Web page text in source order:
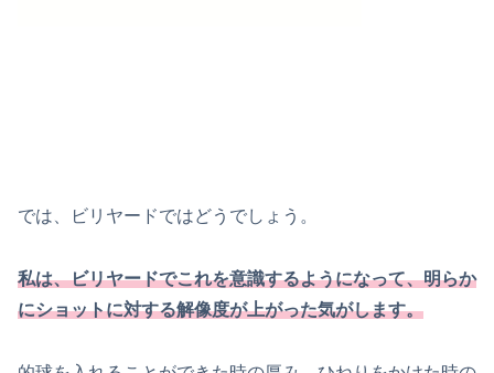
では、ビリヤードではどうでしょう。
私は、ビリヤードでこれを意識するようになって、明らか
にショットに対する解像度が上がった気がします。